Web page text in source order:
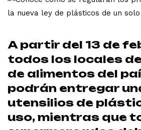
A partir del 13 de
todos los locales
de alimentos del
podrán entregar
utensilios de
uso, mientras que